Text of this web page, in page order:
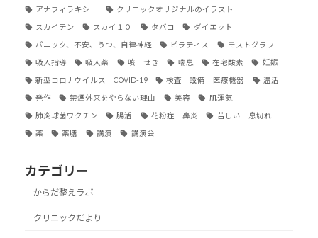
アナフィラキシー クリニックオリジナルのイラスト
スカイテン スカイ１０ タバコ ダイエット
パニック、不安、うつ、自律神経 ピラティス モストグラフ
吸入指導 吸入薬 咳 せき 喘息 在宅酸素 妊娠
新型コロナウイルス COVID-19 検査 設備 医療機器 温活
発作 禁煙外来をやらない理由 美容 肌運気
肺炎球菌ワクチン 腸活 花粉症 鼻炎 苦しい 息切れ
薬 薬膳 講演 講演会
カテゴリー
からだ整えラボ
クリニックだより